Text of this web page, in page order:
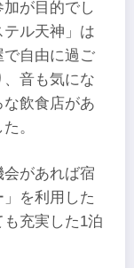
が目的でし
ル天神」は
で自由に過ご
音も気にな
飲食店があ
。
があれば宿
を利用した
充実した1泊